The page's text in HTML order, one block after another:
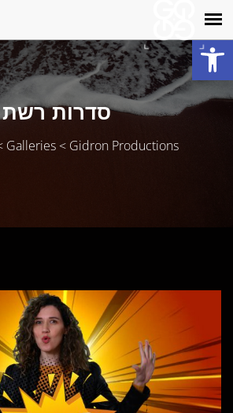
פתח סרגל נגישות
סדרות רשת
Gidron Productions
>
Galleries